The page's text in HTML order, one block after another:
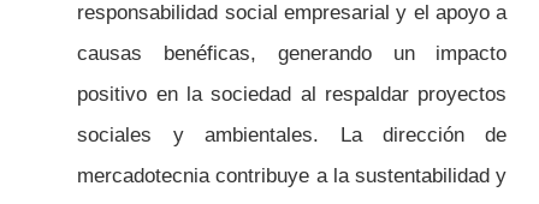
responsabilidad social empresarial y el apoyo a
causas benéficas, generando un impacto
positivo en la sociedad al respaldar proyectos
sociales y ambientales. La dirección de
mercadotecnia contribuye a la sustentabilidad y